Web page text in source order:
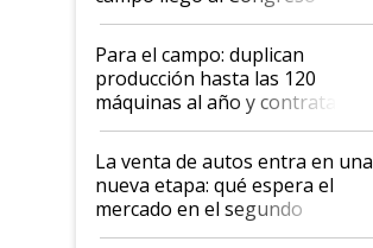
Aapresid 2026
Para el campo: duplican
producción hasta las 120
máquinas al año y contratan
especialistas de la industria
automotriz para lograrlo
La venta de autos entra en una
nueva etapa: qué espera el
mercado en el segundo
semestre